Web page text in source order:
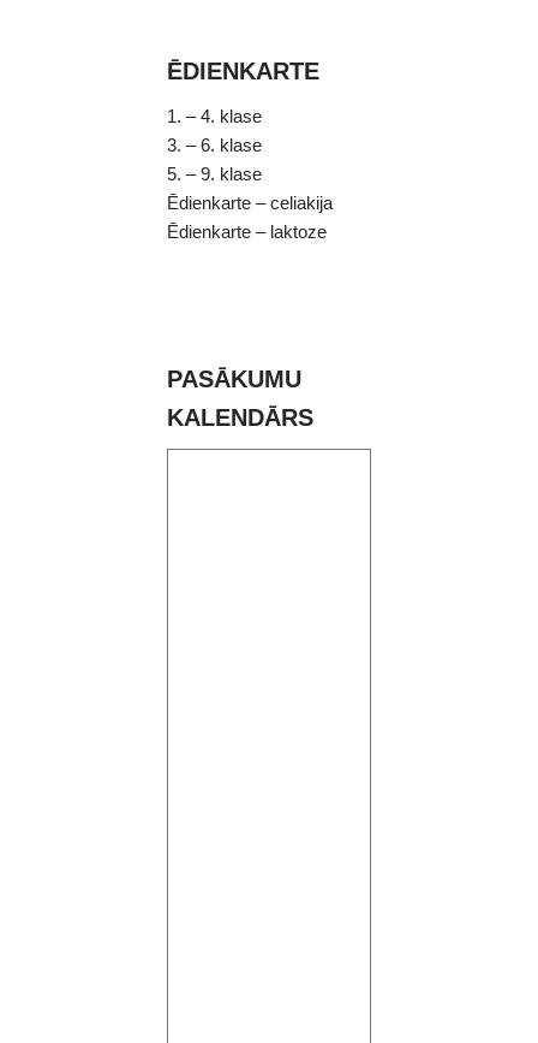
ĒDIENKARTE
1. – 4. klase
3. – 6. klase
5. – 9. klase
Ēdienkarte – celiakija
Ēdienkarte – laktoze
PASĀKUMU
KALENDĀRS